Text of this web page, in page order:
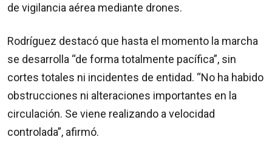
de vigilancia aérea mediante drones.
Rodríguez destacó que hasta el momento la marcha
se desarrolla “de forma totalmente pacífica”, sin
cortes totales ni incidentes de entidad. “No ha habido
obstrucciones ni alteraciones importantes en la
circulación. Se viene realizando a velocidad
controlada”, afirmó.